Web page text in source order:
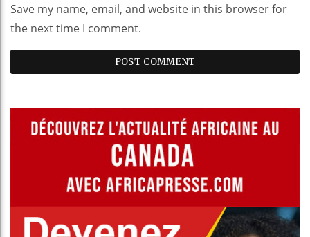
Save my name, email, and website in this browser for
the next time I comment.